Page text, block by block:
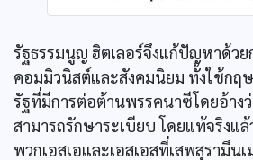
รัฐธรรมนูญ ฮิตเลอร์จึงแก้ปัญหาด้วย
คอมมิวนิสต์และสังคมนิยม ทั้งใช้กฤ
รัฐที่มีการต่อต้านพรรคนาซีโดยอ้าง
สามารถรักษาระเบียบ โดยแท้จริงแ
พวกเอสเอและเอสเอสที่เสพสุรามึนเ